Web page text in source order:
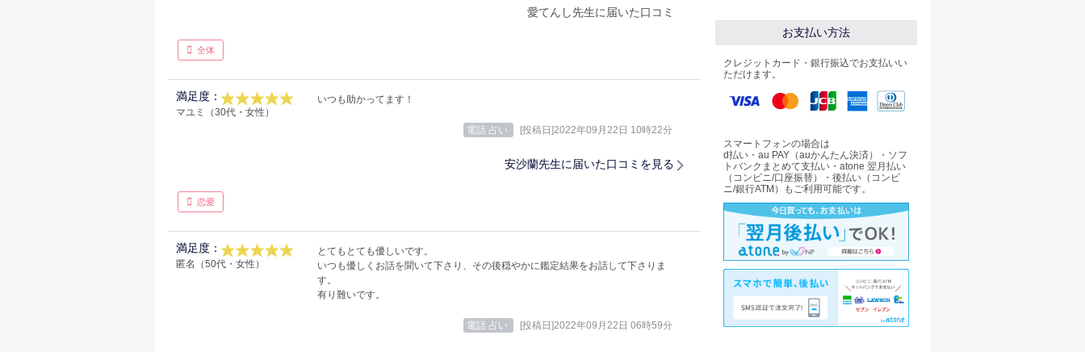
愛てんし先生に届いた口コミ
全体
満足度：
マユミ（30代・女性）
いつも助かってます！
電話 占い [投稿日]2022年09月22日 10時22分
安沙蘭先生に届いた口コミを見る
恋愛
満足度：
匿名（50代・女性）
とてもとても優しいです。
いつも優しくお話を聞いて下さり、その後穏やかに鑑定結果をお話して下さりま
す。
有り難いです。
電話 占い [投稿日]2022年09月22日 06時59分
お支払い方法
クレジットカード・銀行振込でお支払いい
ただけます。
スマートフォンの場合は
d払い・au PAY（auかんたん決済）・ソフ
トバンクまとめて支払い・atone 翌月払い
（コンビニ/口座振替）・後払い（コンビ
ニ/銀行ATM）もご利用可能です。